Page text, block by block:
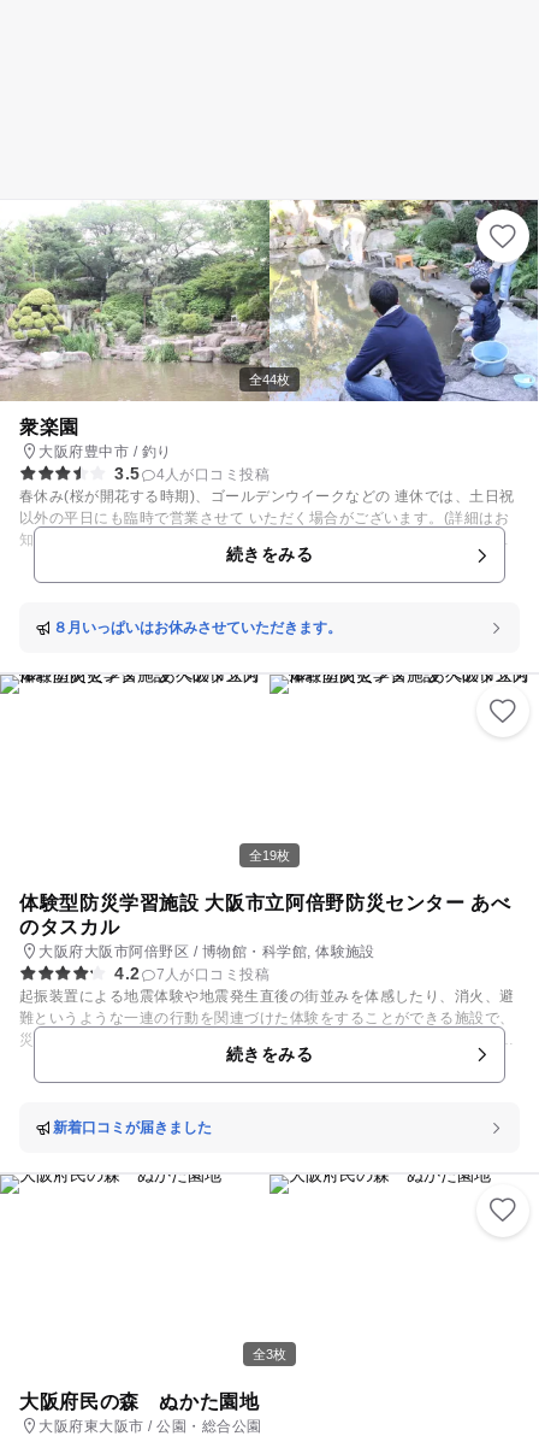
全44枚
衆楽園
大阪府豊中市 / 釣り
3.5
4人が口コミ投稿
春休み(桜が開花する時期)、ゴールデンウイークなどの 連休では、土日祝
以外の平日にも臨時で営業させて いただく場合がございます。(詳細はお
知らせをご覧ください。) 【営業時間】10:00～18:00 ※ 入場(最終受付)
は17:00までとなります。 平日営業の詳しい日程は「お知らせ」をご覧く
ださい。 大きな敷地内のお庭の下にある池が釣り堀です。 釣り堀では、
り」「ザリガニかけ」 「ミニ鯉釣り」「どじょうすくい」「投網(とあ
０月)の間に主に実施しております。 暖かくなると、ザリガニの動きは活
ザリガニについては、規制変更につき、 釣ったザリガニの持ち帰りや譲渡
お近くにお食事が 出来る場所がありませんので、カップラーメン(２個
￥５００)も ご用意しています。お昼の時間帯(12時～13時の間)が、 比較
自然に囲まれながらお過ごしいただけますので、 ご家族の皆様でお気軽に
お越しください。
続きをみる
８月いっぱいはお休みさせていただきます。
全19枚
体験型防災学習施設 大阪市立阿倍野防災センター あべ
のタスカル
大阪府大阪市阿倍野区 / 博物館・科学館, 体験施設
4.2
7人が口コミ投稿
起振装置による地震体験や地震発生直後の街並みを体感したり、消火、避
難というような一連の行動を関連づけた体験をすることができる施設で、
災害についてわかりやすく学習できるよう工夫されています。体験するコ
ーナーの数によって約30分～約120分のコースがあり、事前に来館予約も
可能です。 災害発生の際、自分自身や家族などを守るために適切な行動を
ょう。
続きをみる
新着口コミが届きました
全3枚
大阪府民の森 ぬかた園地
大阪府東大阪市 / 公園・総合公園